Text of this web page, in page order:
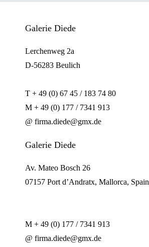
Galerie Diede
Lerchenweg 2a
D-56283 Beulich
T + 49 (0) 67 45 / 183 74 80
M + 49 (0) 177 / 7341 913
@ firma.diede@gmx.de
Galerie Diede
Av. Mateo Bosch 26
07157 Port d’Andratx, Mallorca, Spain
M + 49 (0) 177 / 7341 913
@ firma.diede@gmx.de